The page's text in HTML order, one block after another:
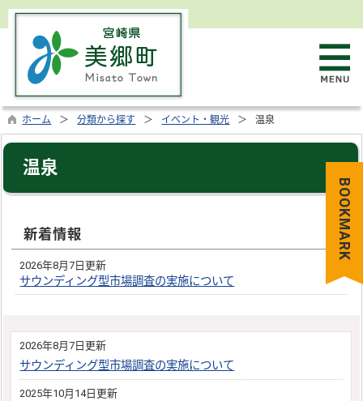
ホーム 分類から探す イベント・観光 温泉
温泉
新着情報
2026年8月7日更新
サウンディング型市場調査の実施について
2026年8月7日更新
サウンディング型市場調査の実施について
2025年10月14日更新
BOOKMARK